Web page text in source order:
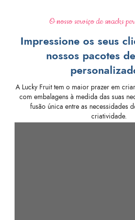
O nosso serviço de snacks
Impressione os seus
nossos pacotes
A Lucky Fruit tem o maior prazer em
com embalagens à medida das suas
fusão única entre as necessidades
criatividade.